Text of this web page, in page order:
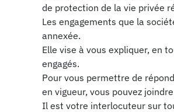
de protection de la vie privée
Les engagements que la
annexée.
Elle vise à vous expliquer, en
engagés.
Pour vous permettre de
en vigueur, vous pouvez
Il est votre interlocuteur sur